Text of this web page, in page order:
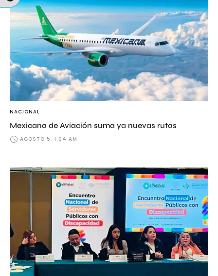
NACIONAL
Mexicana de Aviación suma ya nuevas rutas
AGOSTO 5, 1:04 AM